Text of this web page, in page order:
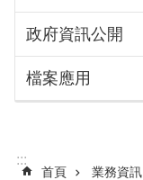
訊
息
公
識
政府資訊公開
檔案應用
:::
首頁 業務資訊